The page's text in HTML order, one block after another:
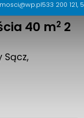
533 200 121,
40 m2 2
Sącz,